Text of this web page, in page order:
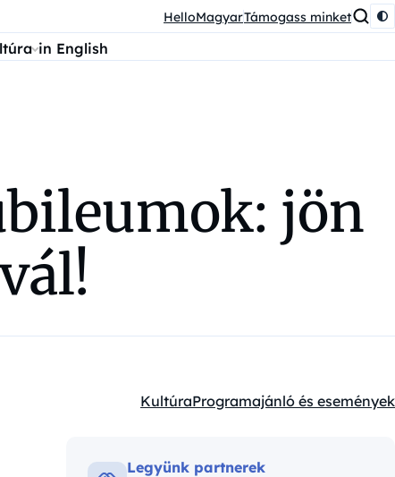
HelloMagyarTámogass minket
in English
jön
Kategóriák:
KultúraProgramajánló és események
Legyünk partnerek